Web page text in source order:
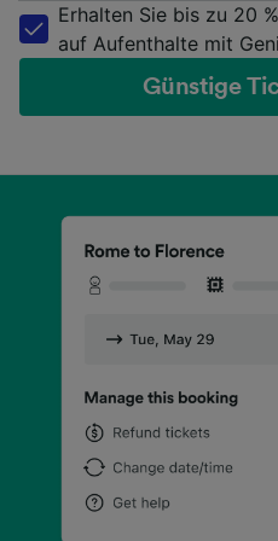
Erhalten Sie bis zu 20
auf Aufenthalte mit
Günstige